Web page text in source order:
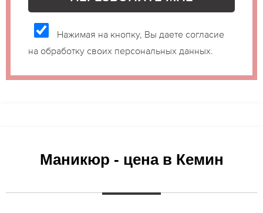
Нажимая на кнопку, Вы даете согласие
на обработку своих персональных данных.
Маникюр - цена в Кемин